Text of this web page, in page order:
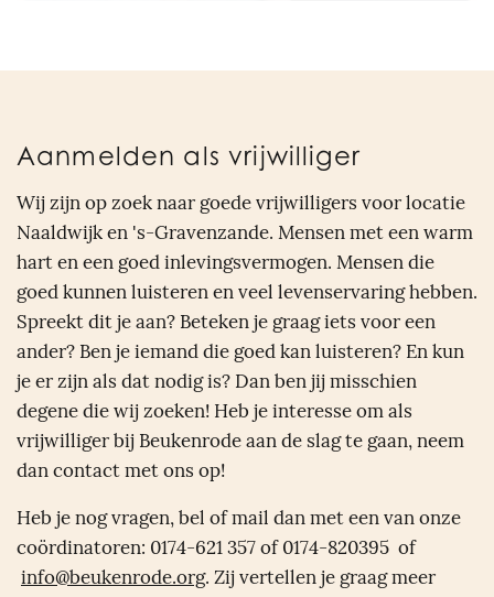
Aanmelden als vrijwilliger
Wij zijn op zoek naar goede vrijwilligers voor locatie
Naaldwijk en 's-Gravenzande. Mensen met een warm
hart en een goed inlevingsvermogen. Mensen die
goed kunnen luisteren en veel levenservaring hebben.
Spreekt dit je aan? Beteken je graag iets voor een
ander? Ben je iemand die goed kan luisteren? En kun
je er zijn als dat nodig is? Dan ben jij misschien
degene die wij zoeken! Heb je interesse om als
vrijwilliger bij Beukenrode aan de slag te gaan, neem
dan contact met ons op!
Heb je nog vragen, bel of mail dan met een van onze
coördinatoren: 0174-621 357 of 0174-820395 of
info@beukenrode.org. Zij vertellen je graag meer